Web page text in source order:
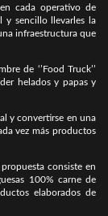
cada operativo de
y sencillo llevarles la
infraestructura que
de ‘’Food Truck’’
helados y papas y
y convertirse en una
vez más productos
consiste en
100% carne de
elaborados de